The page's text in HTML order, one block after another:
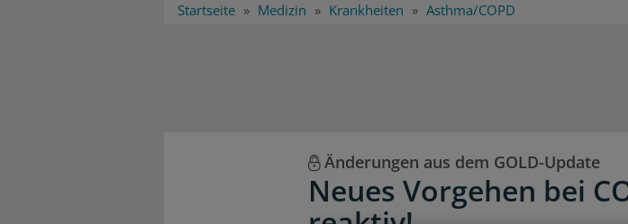
Startseite Medizin Krankheiten Asthma/COPD
Änderungen aus dem GOLD-Update
Neues Vorgehen bei